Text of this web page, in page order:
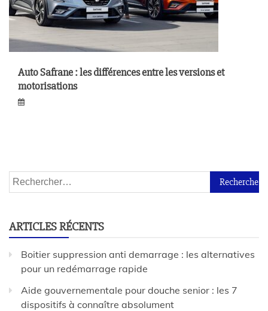
Auto Safrane : les différences entre les versions et
motorisations
ARTICLES RÉCENTS
Boitier suppression anti demarrage : les alternatives
pour un redémarrage rapide
Aide gouvernementale pour douche senior : les 7
dispositifs à connaître absolument